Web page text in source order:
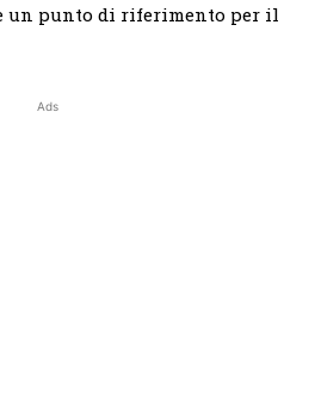
un punto di riferimento per il
Ads